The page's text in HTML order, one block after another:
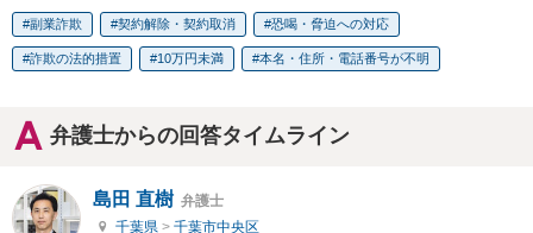
副業詐欺 契約解除・契約取消 恐喝・脅迫への対応
詐欺の法的措置 10万円未満 本名・住所・電話番号が不明
弁護士からの回答タイムライン
島田 直樹 弁護士
千葉県 > 千葉市中央区